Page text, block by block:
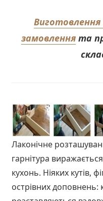
Виготовлення
замовленнята
Лаконічне
гарнітура
кухонь. Ніяких кутів,
острівних